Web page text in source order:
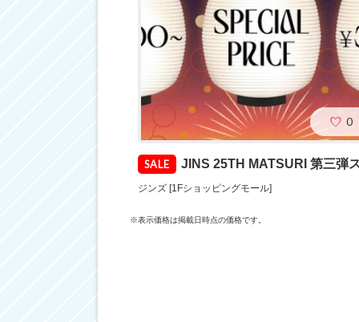
SALE JINS 25TH MATSURI 第三弾スタート
ジンズ [1Fショッピングモール]
0
※表示価格は掲載日時点の価格です。